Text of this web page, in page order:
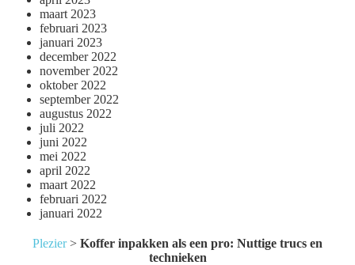
maart 2023
februari 2023
januari 2023
december 2022
november 2022
oktober 2022
september 2022
augustus 2022
juli 2022
juni 2022
mei 2022
april 2022
maart 2022
februari 2022
januari 2022
Plezier> Koffer inpakken als een pro: Nuttige trucs en
technieken